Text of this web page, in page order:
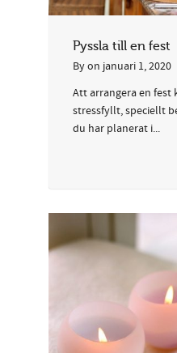
Pyssla till en fest
Byon januari 1, 2020
Att arrangera en fest
stressfyllt, speciellt
du har planerat i...